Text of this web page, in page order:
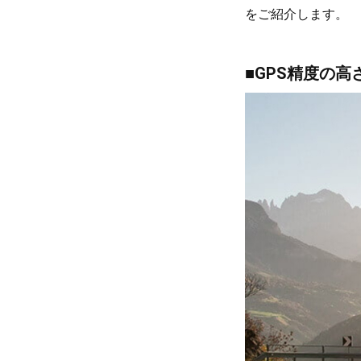
をご紹介します。
■GPS精度の高